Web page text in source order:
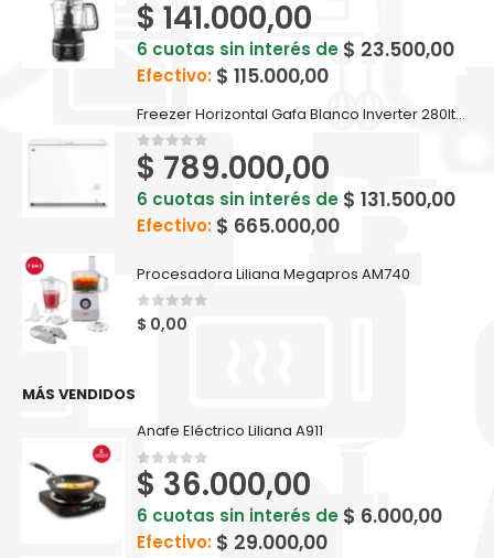
0out of 5
$ 141.000,00
6 cuotas sin interés de $ 23.500,00
Efectivo: $ 115.000,00
Freezer Horizontal Gafa Blanco Inverter 280lts FGHI300B-L
0out of 5
$ 789.000,00
6 cuotas sin interés de $ 131.500,00
Efectivo: $ 665.000,00
Procesadora Liliana Megapros AM740
0 out of 5
$ 0,00
MÁS VENDIDOS
Anafe Eléctrico Liliana A911
0out of 5
$ 36.000,00
6 cuotas sin interés de $ 6.000,00
Efectivo: $ 29.000,00